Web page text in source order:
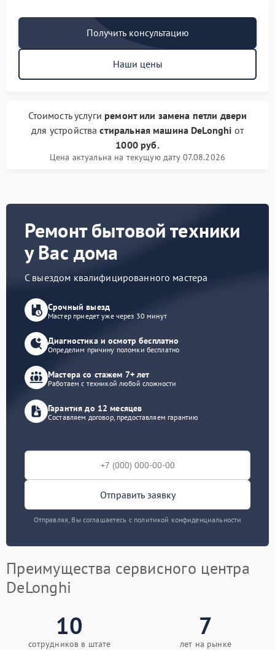
Получить консультацию
Наши цены
Стоимость услуги ремонт или замена петли двери
для устройствастиральная машина DeLonghi от
1000 руб.
Цена актуальна на текущую дату 07.08.2026
Ремонт бытовой техники
у Вас дома
С выездом квалифицированного мастера
Срочный выезд
Мастер приедет уже через 30 минут
Диагностика и осмотр бесплатно
Определим причину поломки бесплатно
Мастера со стажем 7+ лет
Работаем с техникой любой сложности
Гарантия до 12 месяцев
Составляем договор, предоставляем гарантию
Отправить заявку
Отправляя, Вы соглашаетесь с политикой конфиденциальности
Преимущества сервисного центра
DeLonghi
10
сотрудников в штате
7
лет на рынке